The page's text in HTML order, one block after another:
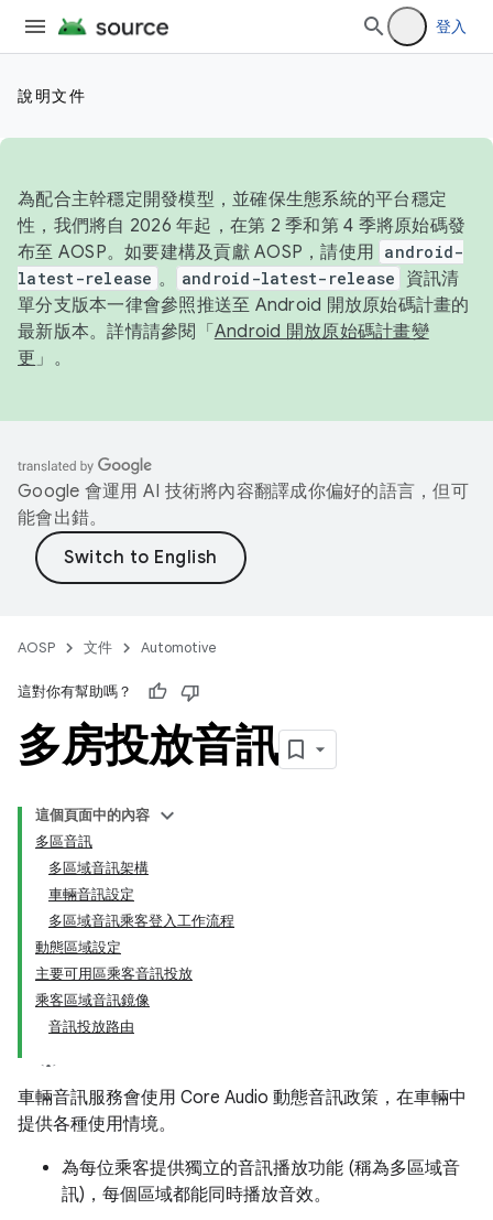
登入
說明文件
為配合主幹穩定開發模型，並確保生態系統的平台穩定
性，我們將自 2026 年起，在第 2 季和第 4 季將原始碼發
布至 AOSP。如要建構及貢獻 AOSP，請使用 android-
latest-release 。 android-latest-release
資訊清
單分支版本一律會參照推送至 Android 開放原始碼計畫的
最新版本。詳情請參閱「 Android 開放原始碼計畫變
更 」。
Google 會運用 AI 技術將內容翻譯成你偏好的語言，但可
能會出錯。
AOSP 文件 Automotive
這對你有幫助嗎？
多房投放音訊
這個頁面中的內容
多區音訊
多區域音訊架構
車輛音訊設定
多區域音訊乘客登入工作流程
動態區域設定
主要可用區乘客音訊投放
乘客區域音訊鏡像
音訊投放路由
車輛音訊服務會使用 Core Audio 動態音訊政策，在車輛中
提供各種使用情境。
為每位乘客提供獨立的音訊播放功能 (稱為多區域音
訊)，每個區域都能同時播放音效。